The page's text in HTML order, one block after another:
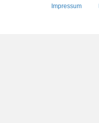
Impressum